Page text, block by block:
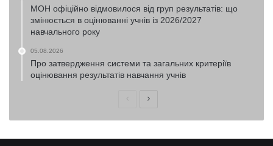
МОН офіційно відмовилося від груп результатів: що
змінюється в оцінюванні учнів із 2026/2027
навчального року
05.08.2026
Про затвердження системи та загальних критеріїв
оцінювання результатів навчання учнів
ПопередняНаступна